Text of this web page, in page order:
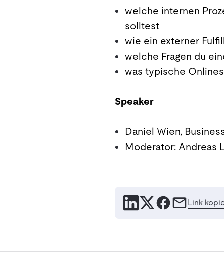
welche internen
solltest
wie ein externer
welche Fragen du
was typische
Speaker
Daniel Wien,
Moderator: Andreas
Link